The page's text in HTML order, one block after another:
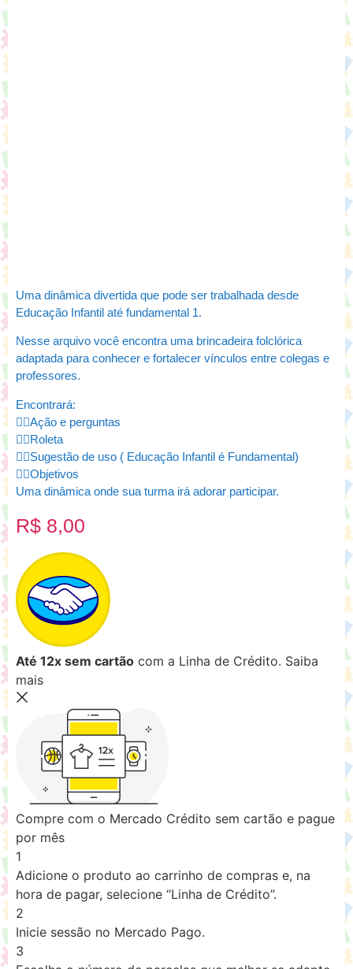
Uma dinâmica divertida que pode ser trabalhada desde
Educação Infantil até fundamental 1.
Nesse arquivo você encontra uma brincadeira folclórica
adaptada para conhecer e fortalecer vínculos entre colegas e
professores.
Encontrará:
👉🏻Ação e perguntas
👉🏻Roleta
👉🏻Sugestão de uso ( Educação Infantil é Fundamental)
👉🏻Objetivos
Uma dinâmica onde sua turma irá adorar participar.
R$ 8,00
Até 12x sem cartão com a Linha de Crédito. Saiba
mais
Compre com o Mercado Crédito sem cartão e pague
por mês
1
Adicione o produto ao carrinho de compras e, na
hora de pagar, selecione “Linha de Crédito”.
2
Inicie sessão no Mercado Pago.
3